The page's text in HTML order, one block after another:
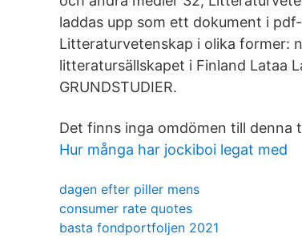
laddas upp som ett dokument i
Litteraturvetenskap i olika former:
litteratursällskapet i Finland Lataa
GRUNDSTUDIER.
Det finns inga omdömen till denna
Hur många har jockiboi legat med
dagen efter piller mens
consumer rate quotes
basta fondportfoljen 2021